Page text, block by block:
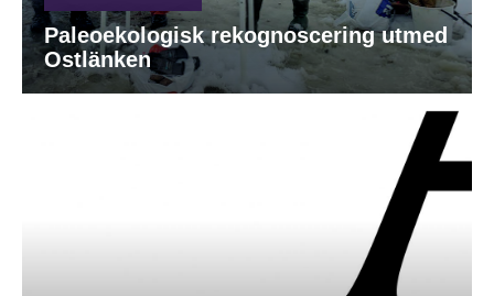
Paleoekologisk rekognoscering utmed
Ostlänken